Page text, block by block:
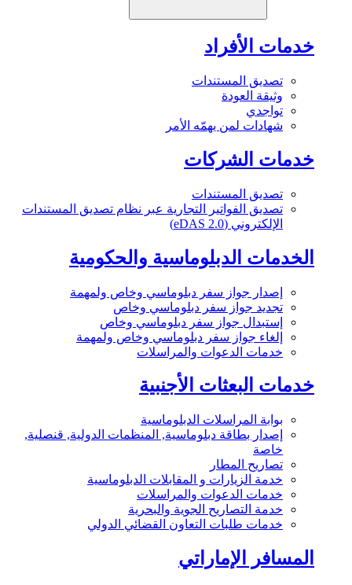
خدمات الأفراد
تصديق المستندات
وثيقة العودة
تواجدي
شهادات لمن يهمّه الأمر
خدمات الشركات
تصديق المستندات
تصديق الفواتير التجارية عبر نظام تصديق المستندات
الإلكتروني (eDAS 2.0)
الخدمات الدبلوماسية والحكومية
إصدار جواز سفر دبلوماسي وخاص ولمهمة
تجديد جواز سفر دبلوماسي وخاص
إستبدال جواز سفر دبلوماسي وخاص
إلغاء جواز سفر دبلوماسي وخاص ولمهمة
خدمات الدعوات والمراسلات
خدمات البعثات الأجنبية
بوابة المراسلات الدبلوماسية
إصدار بطاقة دبلوماسية, المنظمات الدولية, قنصلية,
خاصة
تصاريح المطار
خدمة الزيارات و المقابلات الدبلوماسية
خدمات الدعوات والمراسلات
خدمة التصاريح الجوية والبحرية
خدمات طلبات التعاون القضائي الدولي
المسافر الإماراتي